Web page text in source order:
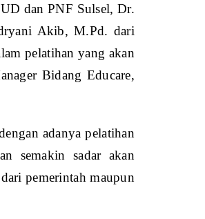
dan PNF Sulsel, Dr.
Akib, M.Pd. dari
pelatihan yang akan
Bidang Educare,
adanya pelatihan
semakin sadar akan
pemerintah maupun